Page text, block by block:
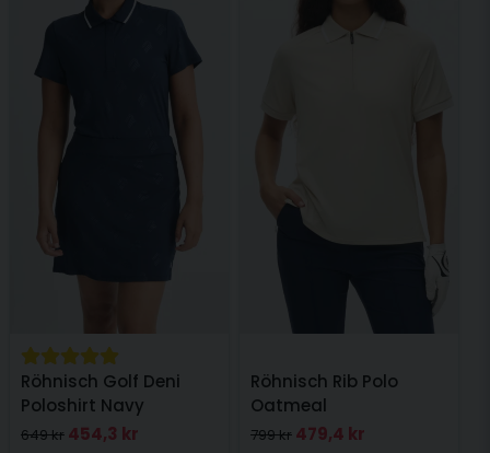
Röhnisch Golf Deni
Poloshirt Navy
649 kr 454,3 kr
Röhnisch Rib Polo
Oatmeal
799 kr 479,4 kr